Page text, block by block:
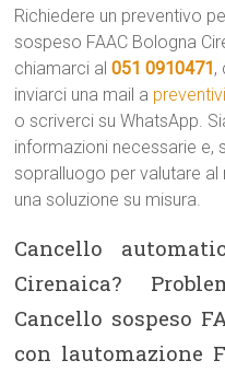
Richiedere un preventivo
sospeso FAAC Bologna
chiamarci al051 0910471,
inviarci una mail a
o scriverci su WhatsApp.
informazioni necessarie e,
sopralluogo per valutare
una soluzione su misura.
Cancello
Cirenaica?
Cancello sospeso
con lautomazione